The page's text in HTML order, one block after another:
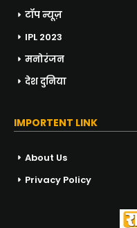
टॉप न्यूज़
IPL 2023
मनोरंजन
देश दुनिया
IMPORTENT LINK
About Us
Privacy Policy